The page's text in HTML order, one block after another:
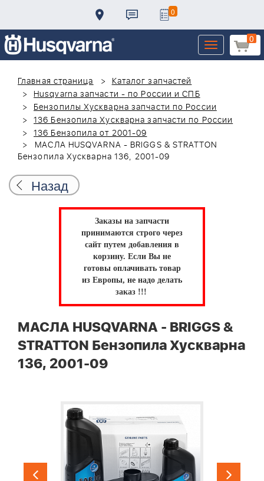
0
0
Toggle
navigation
Главная страница
Каталог запчастей
Husqvarna запчасти - по России и СПБ
Бензопилы Хускварна запчасти по России
136 Бензопила Хускварна запчасти по России
136 Бензопила от 2001-09
МАСЛА HUSQVARNA - BRIGGS & STRATTON
Бензопила Хускварна 136, 2001-09
Назад
Заказы на запчасти
принимаются строго через
сайт путем добавления в
корзину. Если Вы не
готовы оплачивать товар
из Европы, не надо делать
заказ !!!
МАСЛА HUSQVARNA - BRIGGS &
STRATTON Бензопила Хускварна
136, 2001-09